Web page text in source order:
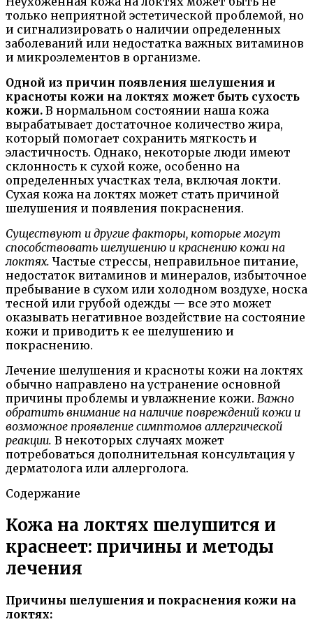
только неприятной эстетической проблемой, но
и сигнализировать о наличии определенных
заболеваний или недостатка важных витаминов
и микроэлементов в организме.
Одной из причин появления шелушения и
красноты кожи на локтях может быть сухость
кожи. В нормальном состоянии наша кожа
вырабатывает достаточное количество жира,
который помогает сохранить мягкость и
эластичность. Однако, некоторые люди имеют
склонность к сухой коже, особенно на
определенных участках тела, включая локти.
Сухая кожа на локтях может стать причиной
шелушения и появления покраснения.
Существуют и другие факторы, которые могут
способствовать шелушению и краснению кожи на
локтях. Частые стрессы, неправильное питание,
недостаток витаминов и минералов, избыточное
пребывание в сухом или холодном воздухе, носка
тесной или грубой одежды — все это может
оказывать негативное воздействие на состояние
кожи и приводить к ее шелушению и
покраснению.
Лечение шелушения и красноты кожи на локтях
обычно направлено на устранение основной
причины проблемы и увлажнение кожи. Важно
обратить внимание на наличие повреждений кожи и
возможное проявление симптомов аллергической
реакции. В некоторых случаях может
потребоваться дополнительная консультация у
дерматолога или аллерголога.
Содержание
Кожа на локтях шелушится и
краснеет: причины и методы
лечения
Причины шелушения и покраснения кожи на
локтях: